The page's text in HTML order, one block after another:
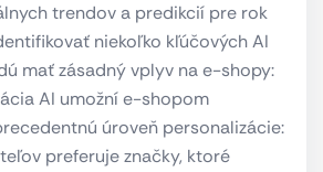
trendov a predikcií pre rok
niekoľko kľúčových AI
mať zásadný vplyv na e-shopy:
AI umožní e-shopom
úroveň personalizácie:
preferuje značky, ktoré